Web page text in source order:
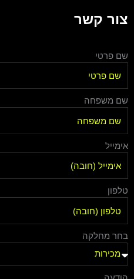
צור קשר
שם פרטי
שם משפחה
אימייל
טלפון
בחר מחלקה